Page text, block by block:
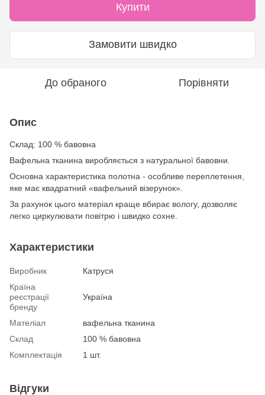
Купити
Замовити швидко
До обраного Порівняти
Опис
Склад: 100 % бавовна
Вафельна тканина виробляється з натуральної бавовни.
Основна характеристика полотна - особливе переплетення,
яке має квадратний «вафельний візерунок».
За рахунок цього матеріал краще вбирає вологу, дозволяє
легко циркулювати повітрю і швидко сохне.
Характеристики
Виробник
Катруся
Країна
реєстрації
бренду
Україна
Мателіал
вафельна тканина
Склад
100 % бавовна
Комплектація
1 шт.
Відгуки